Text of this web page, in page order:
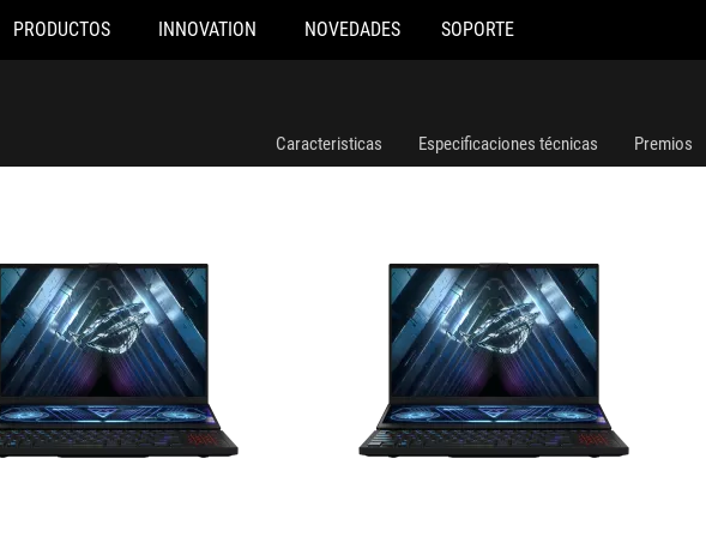
PRODUCTOS INNOVATION NOVEDADES SOPORTE
Caracteristicas Especificaciones técnicas Premios
GX650RX-LO155W